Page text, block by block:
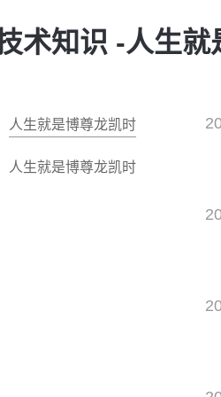
术知识 -人生
人生就是博尊龙凯时
人生就是博尊龙凯时